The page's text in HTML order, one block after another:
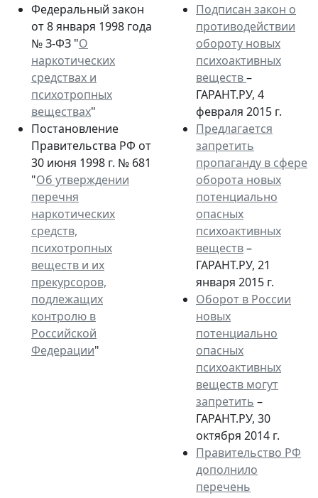
Федеральный закон
от 8 января 1998 года
№ З-ФЗ "О
наркотических
средствах и
психотропных
веществах"
Постановление
Правительства РФ от
30 июня 1998 г. № 681
"Об утверждении
перечня
наркотических
средств,
психотропных
веществ и их
прекурсоров,
подлежащих
контролю в
Российской
Федерации"
Подписан закон о
противодействии
обороту новых
психоактивных
веществ–
ГАРАНТ.РУ, 4
февраля 2015 г.
Предлагается
запретить
пропаганду в сфере
оборота новых
потенциально
опасных
психоактивных
веществ–
ГАРАНТ.РУ, 21
января 2015 г.
Оборот в России
новых
потенциально
опасных
психоактивных
веществ могут
запретить –
ГАРАНТ.РУ, 30
октября 2014 г.
Правительство РФ
дополнило
перечень